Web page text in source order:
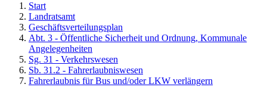
Start
Landratsamt
Geschäftsverteilungsplan
Abt. 3 - Öffentliche Sicherheit und Ordnung, Kommunale
Angelegenheiten
Sg. 31 - Verkehrswesen
Sb. 31.2 - Fahrerlaubniswesen
Fahrerlaubnis für Bus und/oder LKW verlängern